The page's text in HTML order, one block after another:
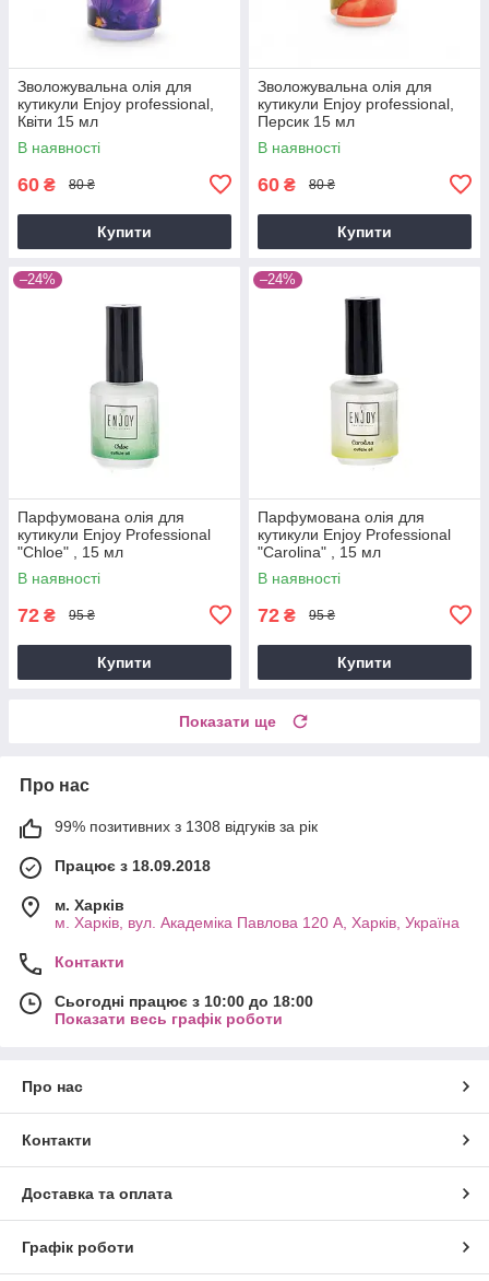
Зволожувальна олія для
кутикули Enjoy professional,
Квіти 15 мл
В наявності
60 ₴ 80 ₴
Купити
Зволожувальна олія для
кутикули Enjoy professional,
Персик 15 мл
В наявності
60 ₴ 80 ₴
Купити
–24%
Парфумована олія для
кутикули Enjoy Professional
"Chloe" , 15 мл
В наявності
72 ₴ 95 ₴
Купити
–24%
Парфумована олія для
кутикули Enjoy Professional
"Carolina" , 15 мл
В наявності
72 ₴ 95 ₴
Купити
Показати ще
Про нас
99% позитивних з 1308 відгуків за рік
Працює з 18.09.2018
м. Харків
м. Харків, вул. Академіка Павлова 120 А, Харків, Україна
Контакти
Сьогодні працює з 10:00 до 18:00
Показати весь графік роботи
Про нас
Контакти
Доставка та оплата
Графік роботи